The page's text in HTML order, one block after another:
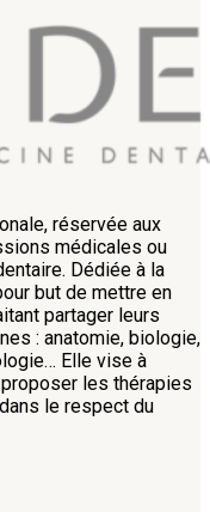
réservée aux
médicales ou
Dédiée à la
but de mettre en
partager leurs
: anatomie, biologie,
Elle vise à
les thérapies
le respect du